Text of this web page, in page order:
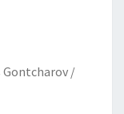
Gontcharov /